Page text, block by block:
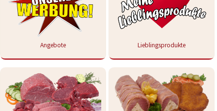
Angebote Lieblingsprodukte